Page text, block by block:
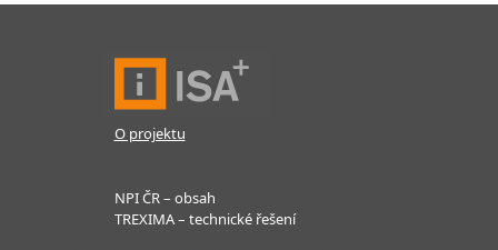
O projektu
NPI ČR – obsah
TREXIMA – technické řešení